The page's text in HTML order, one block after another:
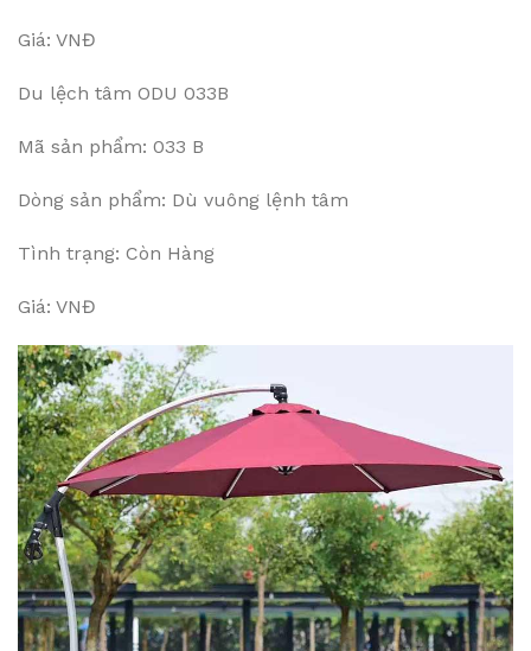
Giá: VNĐ
Du lệch tâm ODU 033B
Mã sản phẩm: 033 B
Dòng sản phẩm: Dù vuông lệnh tâm
Tình trạng: Còn Hàng
Giá: VNĐ